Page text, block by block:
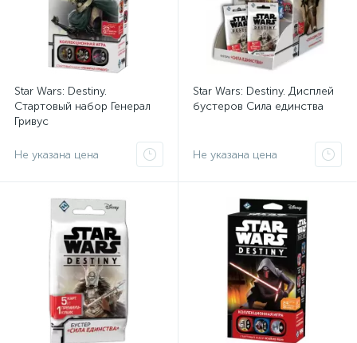
Star Wars: Destiny.
Стартовый набор Генерал
Гривус
Не указана цена
Star Wars: Destiny. Дисплей
бустеров Сила единства
Не указана цена